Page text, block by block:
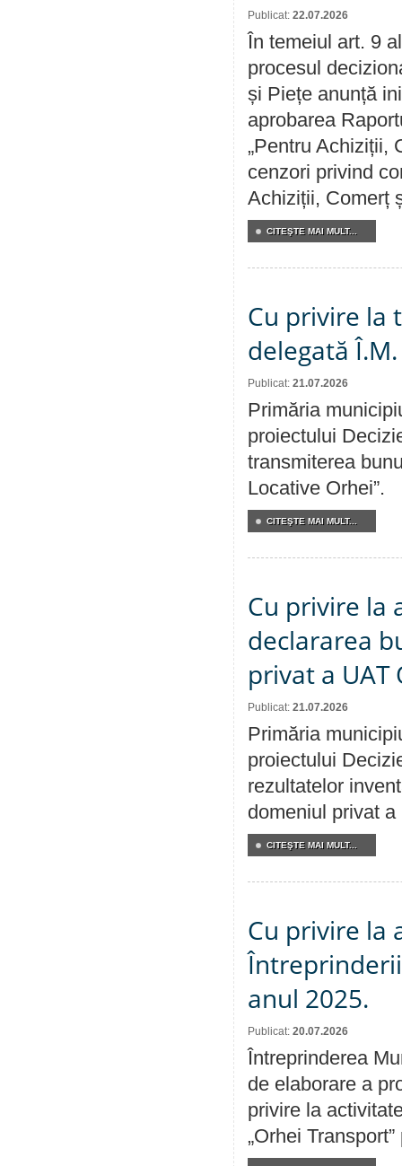
Publicat: 22.07.2026
În temeiul art. 9
procesul
și Piețe anunță
aprobarea
„Pentru Achiziții,
cenzori privind
Achiziții, Comerț
CITEŞTE MAI MULT...
Cu privire la
delegată
Publicat: 21.07.2026
Primăria
proiectului
transmiterea
Locative Orhei”.
CITEŞTE MAI MULT...
Cu privire la
declararea
privat a UAT
Publicat: 21.07.2026
Primăria
proiectului
rezultatelor
domeniul privat a
CITEŞTE MAI MULT...
Cu privire la
anul 2025.
Publicat: 20.07.2026
Întreprinderea
de elaborare a
privire la
„Orhei